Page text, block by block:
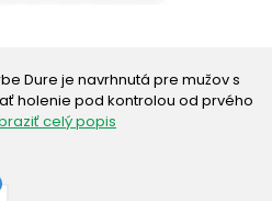
Dure je navrhnutá pre mužov s
holenie pod kontrolou od prvého
celý popis